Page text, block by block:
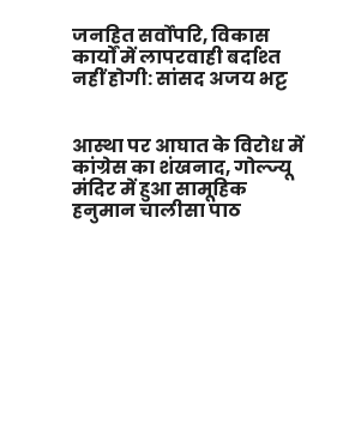
जनहित सर्वोपरि, विकास
कार्यों में लापरवाही बर्दाश्त
नहीं होगी: सांसद अजय भट्ट
आस्था पर आघात के विरोध में
कांग्रेस का शंखनाद, गोल्ज्यू
मंदिर में हुआ सामूहिक
हनुमान चालीसा पाठ